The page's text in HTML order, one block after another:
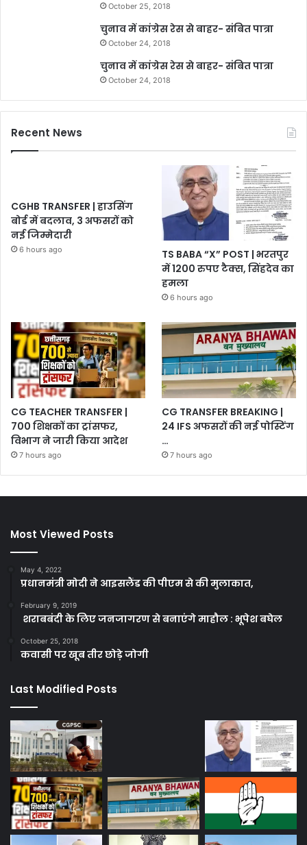
October 25, 2018
चुनाव में कांग्रेस रेस से बाहर- संबित पात्रा
October 24, 2018
चुनाव में कांग्रेस रेस से बाहर- संबित पात्रा
October 24, 2018
Recent News
CGHB TRANSFER | हाउसिंग
बोर्ड में बदलाव, 3 अफसरों को
नई जिम्मेदारी
6 hours ago
TS BABA “X” POST | भरतपुर
में 1200 रुपए टैक्स, सिंहदेव का
हमला
6 hours ago
CG TEACHER TRANSFER |
700 शिक्षकों का ट्रांसफर,
विभाग ने जारी किया आदेश
7 hours ago
CG TRANSFER BREAKING |
24 IFS अफसरों की नई पोस्टिंग
…
7 hours ago
Most Viewed Posts
May 4, 2022
प्रधानमंत्री मोदी ने आइसलैंड की पीएम से की मुलाकात,
February 9, 2019
शराबबंदी के लिए जनजागरण से बनाएंगे माहौल : भूपेश बघेल
October 25, 2018
कवासी पर खूब तीर छोड़े जोगी
Last Modified Posts